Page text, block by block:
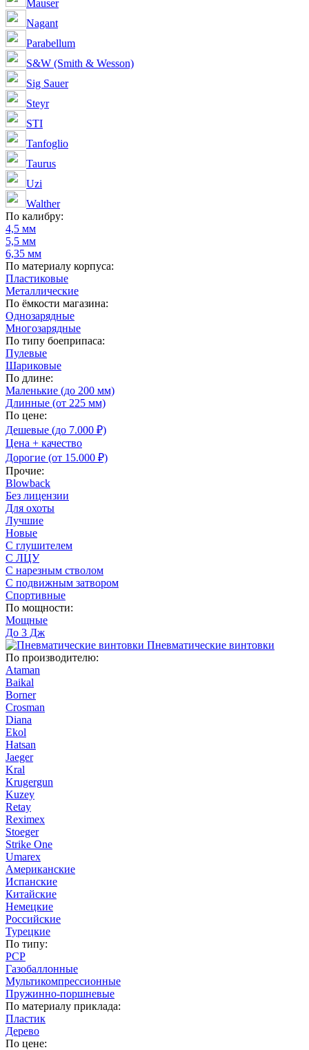
Mauser
Nagant
Parabellum
S&W (Smith & Wesson)
Sig Sauer
Steyr
STI
Tanfoglio
Taurus
Uzi
Walther
По калибру:
4,5 мм
5,5 мм
6,35 мм
По материалу корпуса:
Пластиковые
Металлические
По ёмкости магазина:
Однозарядные
Многозарядные
По типу боеприпаса:
Пулевые
Шариковые
По длине:
Маленькие (до 200 мм)
Длинные (от 225 мм)
По цене:
Дешевые (до 7.000 ₽)
Цена + качество
Дорогие (от 15.000 ₽)
Прочие:
Blowback
Без лицензии
Для охоты
Лучшие
Новые
С глушителем
С ЛЦУ
С нарезным стволом
С подвижным затвором
Спортивные
По мощности:
Мощные
До 3 Дж
Пневматические винтовки
По производителю:
Ataman
Baikal
Borner
Crosman
Diana
Ekol
Hatsan
Jaeger
Kral
Krugergun
Kuzey
Retay
Reximex
Stoeger
Strike One
Umarex
Американские
Испанские
Китайские
Немецкие
Российские
Турецкие
По типу:
PCP
Газобаллонные
Мультикомпрессионные
Пружинно-поршневые
По материалу приклада:
Пластик
Дерево
По цене: